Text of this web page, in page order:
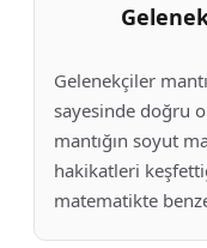
Gelenekçiler
sayesinde doğru
mantığın soyut
hakikatleri
matematikte